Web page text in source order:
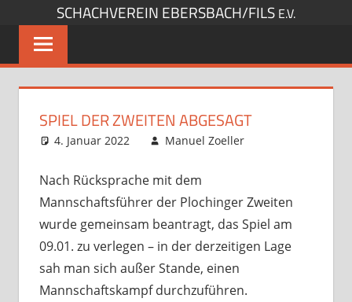
springen
SCHACHVEREIN EBERSBACH/FILS E.V.
SPIEL DER ZWEITEN ABGESAGT
4. Januar 2022 Manuel Zoeller
Nach Rücksprache mit dem
Mannschaftsführer der Plochinger Zweiten
wurde gemeinsam beantragt, das Spiel am
09.01. zu verlegen – in der derzeitigen Lage
sah man sich außer Stande, einen
Mannschaftskampf durchzuführen.